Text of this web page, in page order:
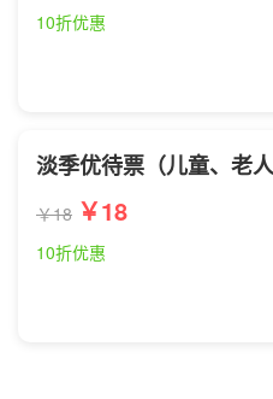
10折优惠
淡季优待票（儿童、老人
￥18 ￥18
10折优惠